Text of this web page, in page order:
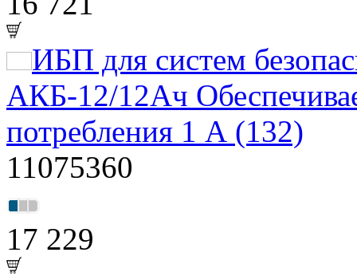
ИБП для систем
АКБ-12/12Ач
потребления 1 А (132)
11075360
17 229